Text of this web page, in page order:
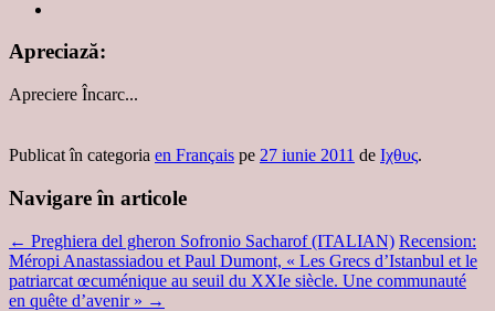
Apreciază:
Apreciere Încarc...
Publicat în categoria en Français pe 27 iunie 2011 de Ιχθυς.
Navigare în articole
← Preghiera del gheron Sofronio Sacharof (ITALIAN) Recension:
Méropi Anastassiadou et Paul Dumont, « Les Grecs d’Istanbul et le
patriarcat œcuménique au seuil du XXIe siècle. Une communauté
en quête d’avenir » →